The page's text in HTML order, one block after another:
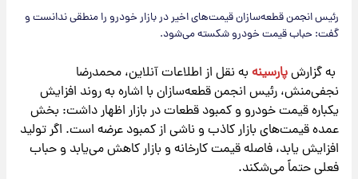
رئیس انجمن قطعه‌سازان قیمت‌های اخیر در بازار خودرو را منطقی ندانست و
گفت: حباب قیمت خودرو شکسته می‌شود.
​به گزارشپارسینه به نقل از اطلاعات آنلاین، محمدرضا
نجفی‌منش، رئیس انجمن قطعه‌سازان با اشاره به روند افزایش
یکباره قیمت خودرو و کمبود قطعات در بازار اظهار داشت: بخش
عمده قیمت‌های بازار کاذب و ناشی از کمبود عرضه است. اگر تولید
افزایش یابد، فاصله قیمت کارخانه و بازار کاهش می‌یابد و حباب
فعلی حتماً می‌شکند.